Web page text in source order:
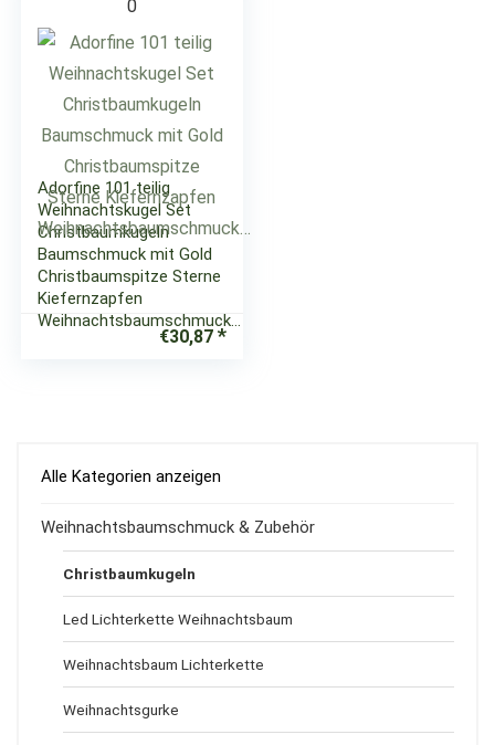
0
Adorfine 101 teilig
Weihnachtskugel Set
Christbaumkugeln
Baumschmuck mit Gold
Christbaumspitze Sterne
Kiefernzapfen
Weihnachtsbaumschmuck…
€30,87
Alle Kategorien anzeigen
Weihnachtsbaumschmuck & Zubehör
Christbaumkugeln
Led Lichterkette Weihnachtsbaum
Weihnachtsbaum Lichterkette
Weihnachtsgurke